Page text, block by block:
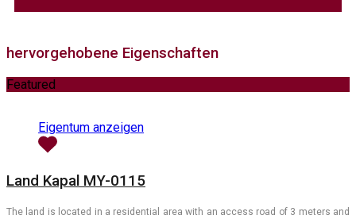
hervorgehobene Eigenschaften
Featured
Eigentum anzeigen
Land Kapal MY-0115
The land is located in a residential area with an access road of 3 meters and